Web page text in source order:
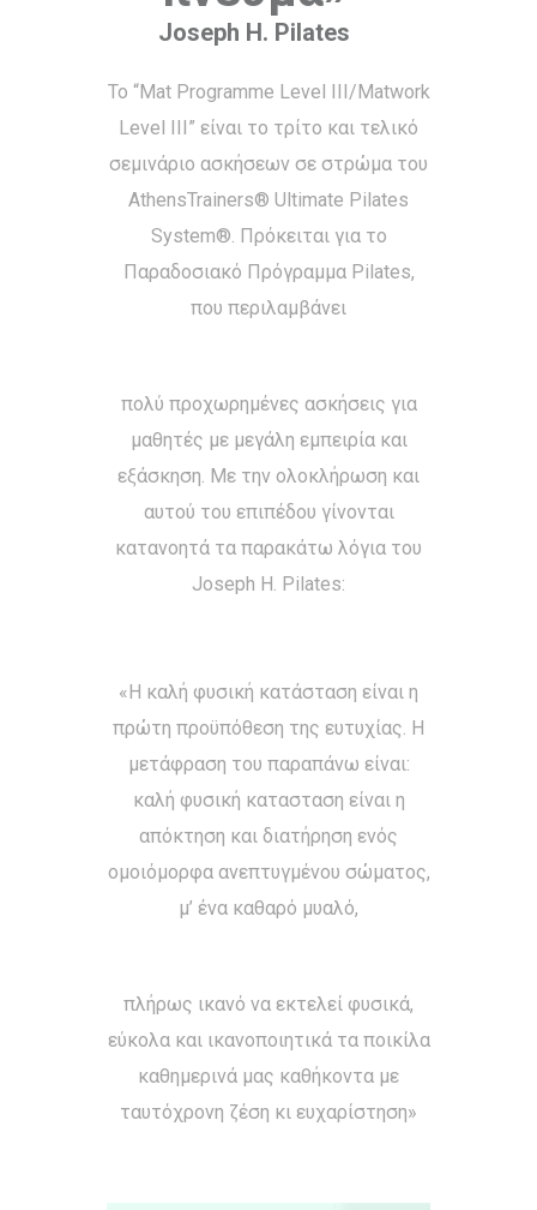
Joseph H. Pilates
Το “Mat Programme Level III/Matwork
Level III” είναι το τρίτο και τελικό
σεμινάριο ασκήσεων σε στρώμα του
AthensTrainers® Ultimate Pilates
System®. Πρόκειται για το
Παραδοσιακό Πρόγραμμα Pilates,
που περιλαμβάνει
πολύ προχωρημένες ασκήσεις για
μαθητές με μεγάλη εμπειρία και
εξάσκηση. Με την ολοκλήρωση και
αυτού του επιπέδου γίνονται
κατανοητά τα παρακάτω λόγια του
Joseph H. Pilates:
«Η καλή φυσική κατάσταση είναι η
πρώτη προϋπόθεση της ευτυχίας. Η
μετάφραση του παραπάνω είναι:
καλή φυσική κατασταση είναι η
απόκτηση και διατήρηση ενός
ομοιόμορφα ανεπτυγμένου σώματος,
μ’ ένα καθαρό μυαλό,
πλήρως ικανό να εκτελεί φυσικά,
εύκολα και ικανοποιητικά τα ποικίλα
καθημερινά μας καθήκοντα με
ταυτόχρονη ζέση κι ευχαρίστηση»